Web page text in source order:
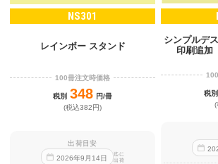
NS301
レインボー スタンド
100冊注文時価格
税別 348 円/冊
(税込382円)
出荷目安
2026年9 月 14日
迄に
出荷
シンプルデ
印刷追加
税別
(